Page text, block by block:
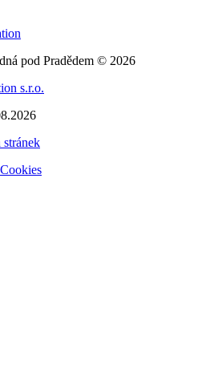
pod Pradědem © 2026
s.r.o.
stránek
Cookies